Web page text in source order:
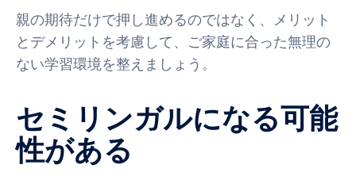
親の期待だけで押し進めるのではなく、メリット
とデメリットを考慮して、ご家庭に合った無理の
ない学習環境を整えましょう。
セミリンガルになる可能
性がある